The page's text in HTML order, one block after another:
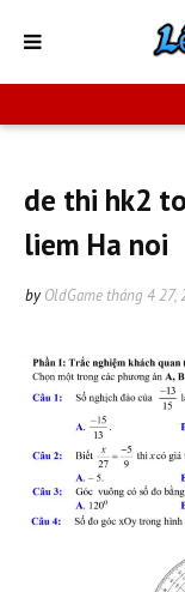
de thi hk2
liem Ha noi
by OldGame tháng 4 27,